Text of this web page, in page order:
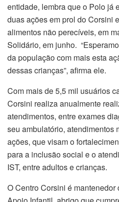
entidade, lembra que o Polo já
duas ações em prol do Corsini
alimentos não perecíveis, em
Solidário, em junho.
da população com mais esta
dessas crianças”, afirma ele.
Com mais de 5,5 mil usuários
Corsini realiza anualmente
atendimentos, entre exames
seu ambulatório, atendimentos
ações, que visam o
para a inclusão social e o
IST, entre adultos e crianças.
O Centro Corsini é